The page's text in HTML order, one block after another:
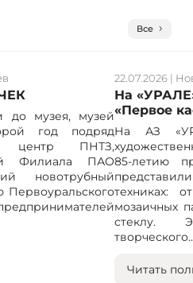
Все
музея, музей
год подряд
центр ПНТЗ,
Филиала ПАО
новотрубный
Первоуральского
На
«Первое
22.07.2026 |
На АЗ
85-летию
техниках:
мозаичных
стеклу.
Читать